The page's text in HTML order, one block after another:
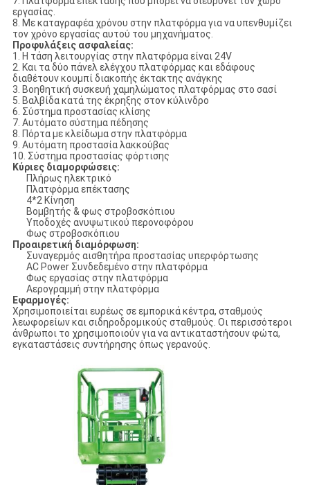
εργασίας.
8. Με καταγραφέα χρόνου στην πλατφόρμα για να υπενθυμίζει
τον χρόνο εργασίας αυτού του μηχανήματος.
Προφυλάξεις ασφαλείας:
1. Η τάση λειτουργίας στην πλατφόρμα είναι 24V
2. Και τα δύο πάνελ ελέγχου πλατφόρμας και εδάφους
διαθέτουν κουμπί διακοπής έκτακτης ανάγκης
3. Βοηθητική συσκευή χαμηλώματος πλατφόρμας στο σασί
5. Βαλβίδα κατά της έκρηξης στον κύλινδρο
6. Σύστημα προστασίας κλίσης
7. Αυτόματο σύστημα πέδησης
8. Πόρτα με κλείδωμα στην πλατφόρμα
9. Αυτόματη προστασία λακκούβας
10. Σύστημα προστασίας φόρτισης
Κύριες διαμορφώσεις:
Πλήρως ηλεκτρικό
Πλατφόρμα επέκτασης
4*2 Κίνηση
Βομβητής & φως στροβοσκόπιου
Υποδοχές ανυψωτικού περονοφόρου
Φως στροβοσκόπιου
Προαιρετική διαμόρφωση:
Συναγερμός αισθητήρα προστασίας υπερφόρτωσης
AC Power Συνδεδεμένο στην πλατφόρμα
Φως εργασίας στην πλατφόρμα
Αερογραμμή στην πλατφόρμα
Εφαρμογές:
Χρησιμοποιείται ευρέως σε εμπορικά κέντρα, σταθμούς
λεωφορείων και σιδηροδρομικούς σταθμούς. Οι περισσότεροι
άνθρωποι το χρησιμοποιούν για να αντικαταστήσουν φώτα,
εγκαταστάσεις συντήρησης όπως γερανούς.